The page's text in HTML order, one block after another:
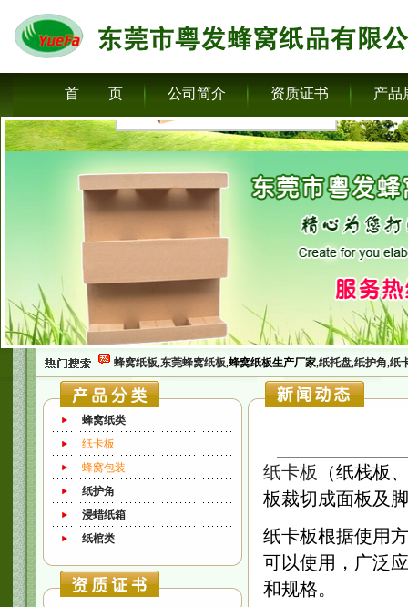
首 页 公司简介 资质证书 产品
蜂窝纸板,东莞蜂窝纸板,蜂窝纸板生产厂家,纸托盘,纸护角,纸
蜂窝纸类
纸卡板
蜂窝包装
纸护角
浸蜡纸箱
纸棺类
纸卡板 （纸栈板
板裁切成面板及
纸卡板根据使用
可以使用，广泛
和规格。